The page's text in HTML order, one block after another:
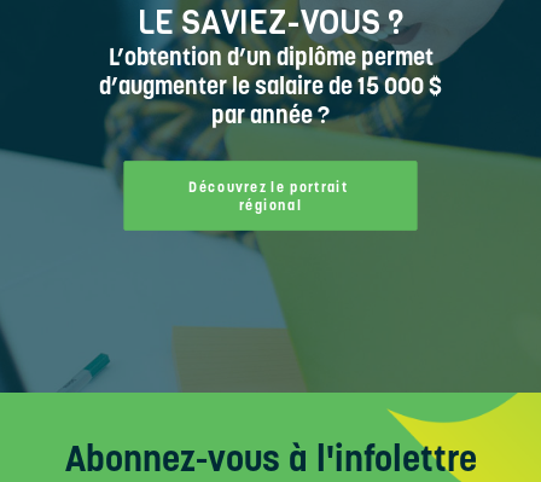
LE SAVIEZ-VOUS ?
L’obtention d’un diplôme permet
d’augmenter le salaire de 15 000 $
par année ?
Découvrez le portrait
régional
Abonnez-vous à l'infolettre